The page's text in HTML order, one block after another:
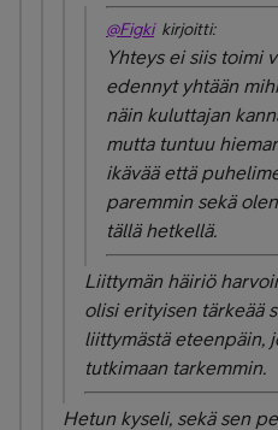
@Figkikirjoitti:
Yhteys ei siis toimi
edennyt yhtään
näin kuluttajan
mutta tuntuu
ikävää että
paremmin sekä
tällä hetkellä.
Liittymän häiriö
olisi erityisen tärkeää
liittymästä eteenpäin,
tutkimaan tarkemmin.
Hetun kyseli, sekä sen